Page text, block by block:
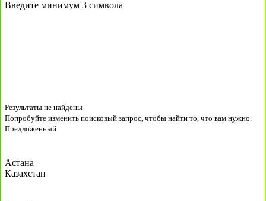
Введите минимум 3 символа
Результаты не найдены
Попробуйте изменить поисковый запрос, чтобы найти то, что вам нужно.
Предложенный
Астана
Казахстан